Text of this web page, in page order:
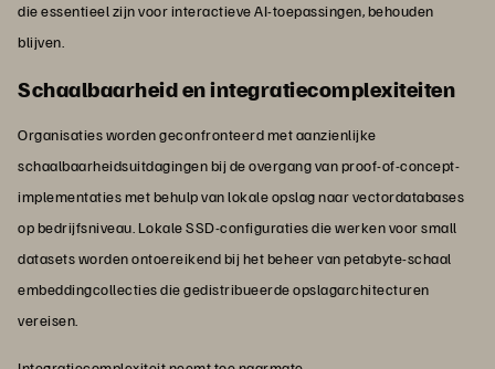
die essentieel zijn voor interactieve AI-toepassingen, behouden
blijven.
Schaalbaarheid en integratiecomplexiteiten
Organisaties worden geconfronteerd met aanzienlijke
schaalbaarheidsuitdagingen bij de overgang van proof-of-concept-
implementaties met behulp van lokale opslag naar vectordatabases
op bedrijfsniveau. Lokale SSD-configuraties die werken voor small
datasets worden ontoereikend bij het beheer van petabyte-schaal
embeddingcollecties die gedistribueerde opslagarchitecturen
vereisen.